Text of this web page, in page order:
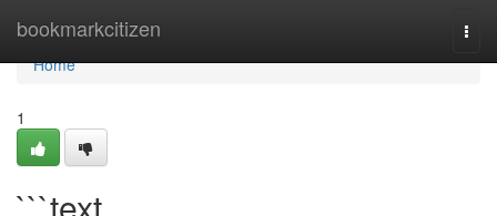
bookmarkcitizen
Home
Home
1